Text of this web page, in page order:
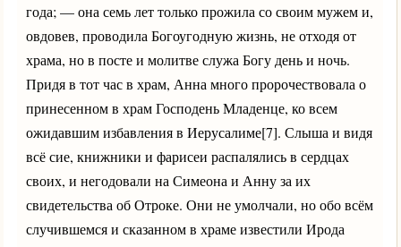
года; — она семь лет только прожила со своим мужем и,
овдовев, проводила Богоугодную жизнь, не отходя от
храма, но в посте и молитве служа Богу день и ночь.
Придя в тот час в храм, Анна много пророчествовала о
принесенном в храм Господень Младенце, ко всем
ожидавшим избавления в Иерусалиме[7]. Слыша и видя
всё сие, книжники и фарисеи распалялись в сердцах
своих, и негодовали на Симеона и Анну за их
свидетельства об Отроке. Они не умолчали, но обо всём
случившемся и сказанном в храме известили Ирода